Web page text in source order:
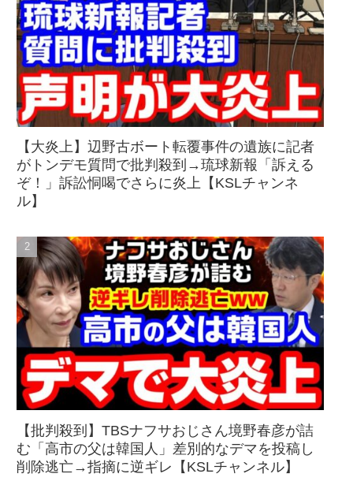
【大炎上】辺野古ボート転覆事件の遺族に記者
がトンデモ質問で批判殺到→琉球新報「訴える
ぞ！」訴訟恫喝でさらに炎上【KSLチャンネ
ル】
【批判殺到】TBSナフサおじさん境野春彦が詰
む「高市の父は韓国人」差別的なデマを投稿し
削除逃亡→指摘に逆ギレ【KSLチャンネル】